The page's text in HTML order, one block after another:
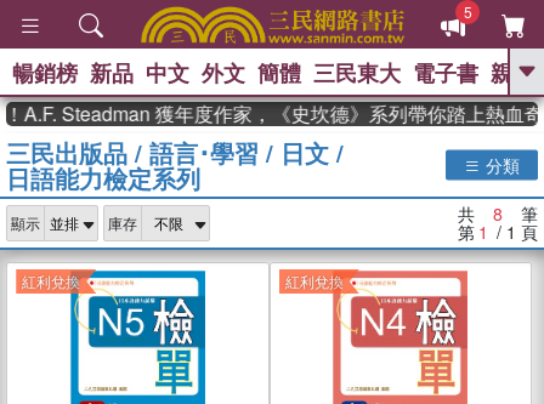
5
GO
熱搜： 東野圭吾 The Odyssey 、
、 如果歷史是一群喵 、 暑期
推薦 、 國際布克獎 臺灣漫遊錄 、 方
、 數學女
孩：黎曼猜想 、 偉大的迷走神經
暢銷榜 新品 中文 外文 簡體 三民東大 電子書 親子
Steadman 獲年度作家，《史坎德》系列帶你踏上熱血奇
三民出版品 / 語言･學習 / 日文 /
日語能力檢定系列 分類
顯示 庫存 共 8 筆
第 1 / 1 頁
紅利兌換 紅利兌換